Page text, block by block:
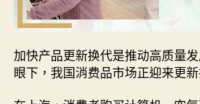
加快产品更新换代是推动高质量
眼下，我国消费品市场正迎来更